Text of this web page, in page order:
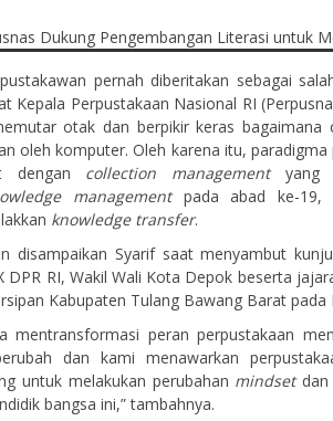
pernah diberitakan sebagai
Kepala Perpustakaan Nasional RI
otak dan berpikir keras bagaimana
oleh komputer. Oleh karena itu,
dengan collection managementyang
managementpada abad ke-19,
knowledge transfer.
disampaikan Syarif saat menyambut
DPR RI, Wakil Wali Kota Depok beserta
Kabupaten Tulang Bawang Barat pada
mentransformasi peran perpustakaan
dan kami menawarkan
untuk melakukan perubahan mindsetdan
bangsa ini,” tambahnya.